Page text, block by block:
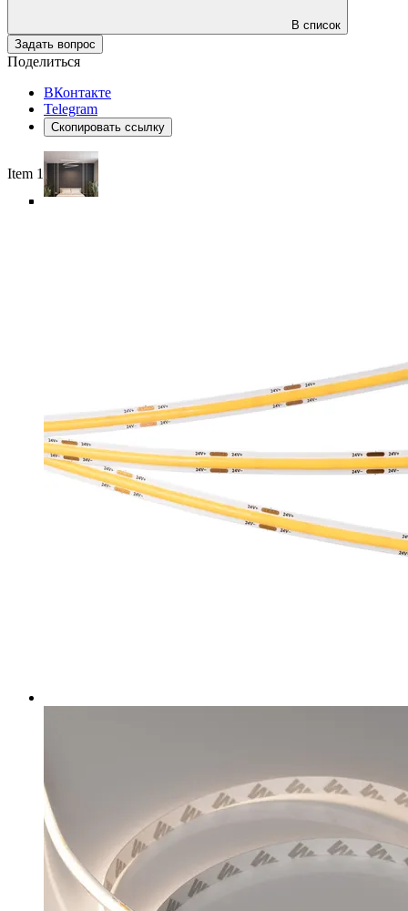
В список
Задать вопрос
Поделиться
ВКонтакте
Telegram
Скопировать ссылку
Item 1 of 6